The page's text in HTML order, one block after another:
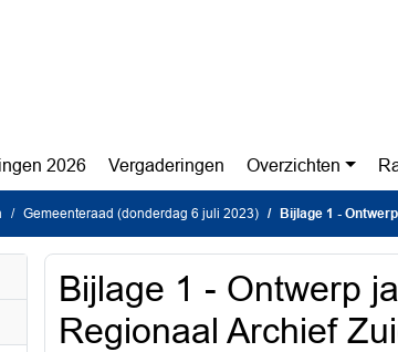
2026 Vergaderingen Overzichten
Gemeenteraad (donderdag 6 juli 2023) Bijlage 1 -
Bijlage 1 - Ontwerp
Regionaal Archief